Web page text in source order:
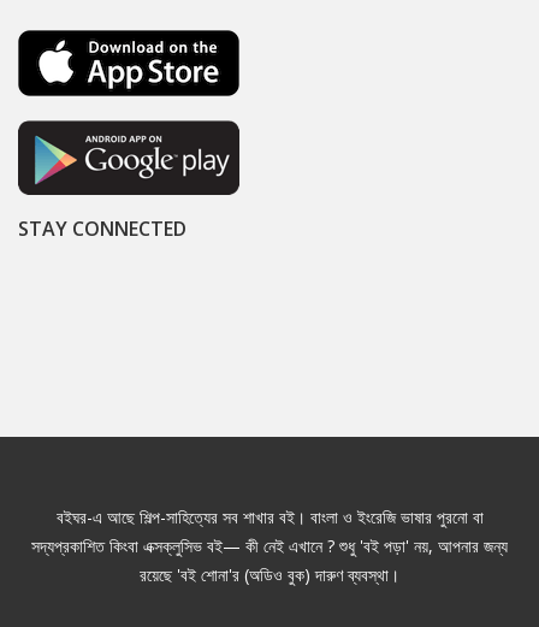
STAY CONNECTED
বইঘর-এ আছে শিল্প-সাহিত্যের সব শাখার বই। বাংলা ও ইংরেজি ভাষার পুরনো বা
সদ্যপ্রকাশিত কিংবা এক্সক্লুসিভ বই— কী নেই এখানে ? শুধু 'বই পড়া' নয়, আপনার জন্য
রয়েছে 'বই শোনা'র (অডিও বুক) দারুণ ব্যবস্থা।